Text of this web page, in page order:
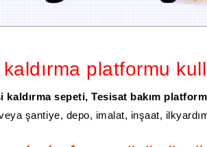
platformu
kaldırma sepeti, Tesisat bakım
şantiye, depo, imalat, inşaat,